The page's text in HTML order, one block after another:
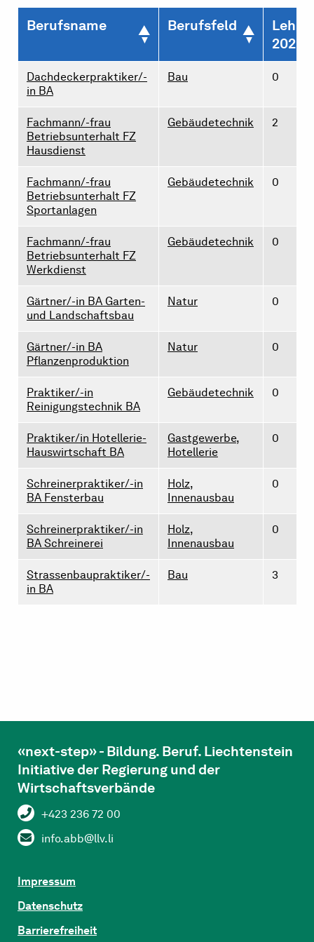
Berufsname Berufsfeld
2026
Dachdeckerpraktiker/-
in BA
Bau 0
Fachmann/-frau
Betriebsunterhalt FZ
Hausdienst
Gebäudetechnik 2
Fachmann/-frau
Betriebsunterhalt FZ
Sportanlagen
Gebäudetechnik 0
Fachmann/-frau
Betriebsunterhalt FZ
Werkdienst
Gebäudetechnik 0
Gärtner/-in BA Garten-
und Landschaftsbau
Natur 0
Gärtner/-in BA
Pflanzenproduktion
Natur 0
Praktiker/-in
Reinigungstechnik BA
Gebäudetechnik 0
Praktiker/in Hotellerie-
Hauswirtschaft BA
Gastgewerbe,
Hotellerie
0
Schreinerpraktiker/-in
BA Fensterbau
Holz,
Innenausbau
0
Schreinerpraktiker/-in
BA Schreinerei
Holz,
Innenausbau
0
Strassenbaupraktiker/-
in BA
Bau 3
«next-step» - Bildung. Beruf. Liechtenstein
Initiative der Regierung und der
Wirtschaftsverbände
+423 236 72 00
info.abb@llv.li
Impressum
Datenschutz
Barrierefreiheit